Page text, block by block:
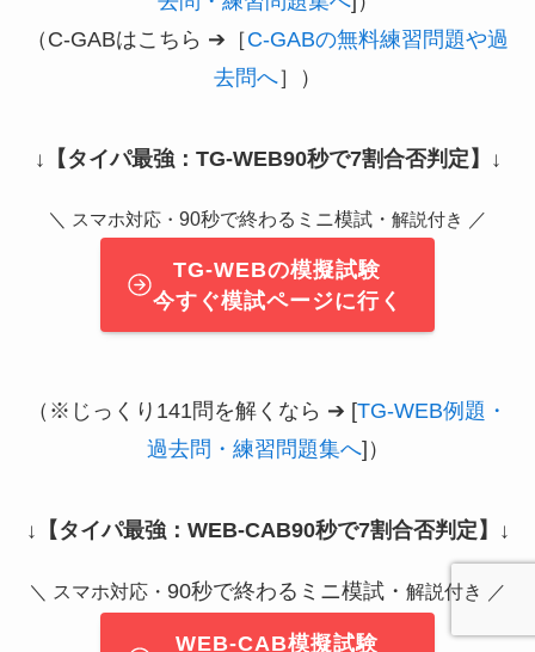
（C-GABはこちら ➔［C-GABの無料練習問題や過
去問へ］）
↓ 【タイパ最強：TG-WEB90秒で7割合否判定】 ↓
＼ スマホ対応・ 90秒で終わるミニ模試・ 解説付き ／
TG-WEBの模擬試験
今すぐ模試ページに行く
（※じっくり141問を解くなら ➔ [TG-WEB例題・
過去問・練習問題集へ]）
↓ 【タイパ最強：WEB-CAB90秒で7割合否判定】 ↓
＼ スマホ対応・ 90秒で終わるミニ模試・ 解説付き ／
WEB-CAB模擬試験